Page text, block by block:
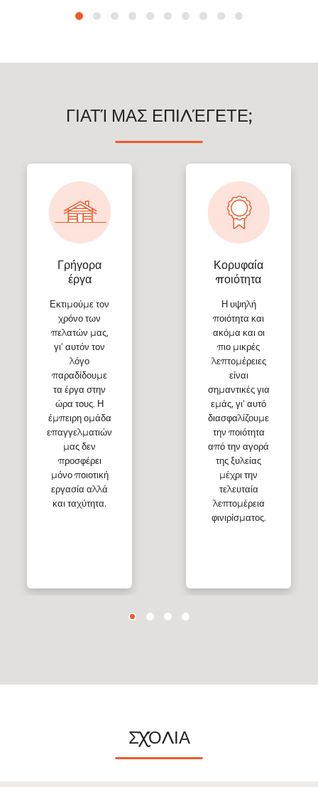
ΓΙΑΤΊ ΜΑΣ ΕΠΙΛΈΓΕΤΕ;
Γρήγορα
έργα
Εκτιμούμε τον
χρόνο των
πελατών μας,
γι’ αυτόν τον
λόγο
παραδίδουμε
τα έργα στην
ώρα τους. Η
έμπειρη ομάδα
επαγγελματιών
μας δεν
προσφέρει
μόνο ποιοτική
εργασία αλλά
και ταχύτητα.
Κορυφαία
ποιότητα
Η υψηλή
ποιότητα και
ακόμα και οι
πιο μικρές
λεπτομέρειες
είναι
σημαντικές για
εμάς, γι’ αυτό
διασφαλίζουμε
την ποιότητα
από την αγορά
της ξυλείας
μέχρι την
τελευταία
λεπτομέρεια
φινιρίσματος.
ΣΧΌΛΙΑ